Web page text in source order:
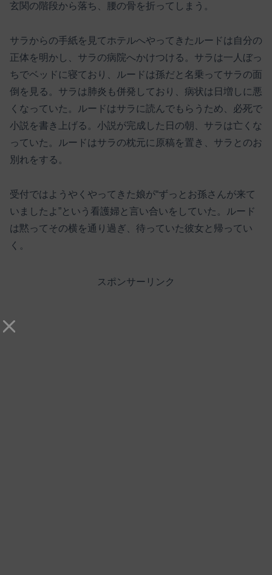
玄関の階段から落ち、腰の骨を折ってしまう。
サラからの手紙を見てホテルへやってきたルードは自分の
正体を明かし、サラの病院へかけつける。サラは一人ぼっ
ちでベッドに寝ており、ルードは孫だと名乗ってサラの面
倒を見る。サラは肺炎も併発しており、病状は日増しに悪
くなっていた。ルードはサラに読んでもらうため、必死で
小説を書き上げる。小説が完成した日の朝、サラは亡くな
っていた。ルードはサラの枕元に原稿を置き、サラとのお
別れをする。
受付ではようやくやってきた娘が“ずっとお孫さんが来て
いましたよ”という看護婦と言い合いをしていた。ルード
は黙ってその横を通り過ぎ、待っていた彼女と帰ってい
く。
スポンサーリンク